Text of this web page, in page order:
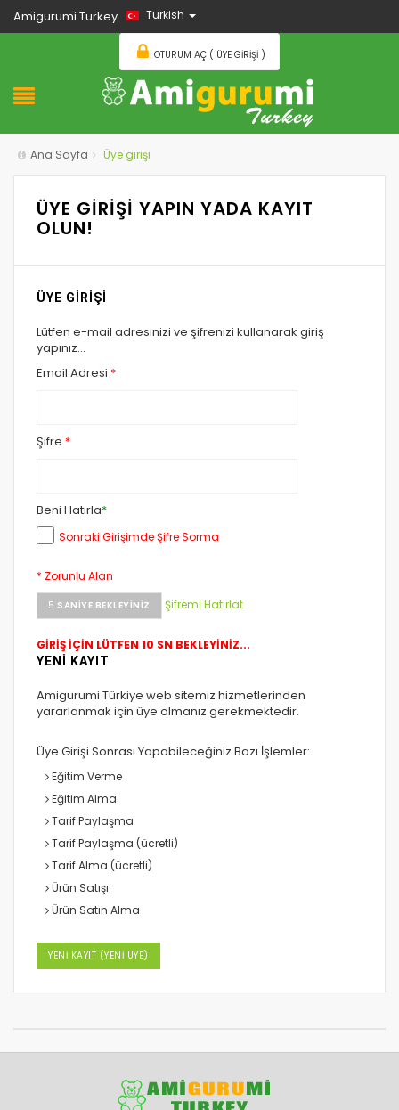
Amigurumi Turkey Turkish
OTURUM AÇ ( ÜYE GIRIŞI )
Ana Sayfa Üye girişi
ÜYE GİRİŞİ YAPIN YADA KAYIT
OLUN!
ÜYE GİRİŞİ
Lütfen e-mail adresinizi ve şifrenizi kullanarak giriş
yapınız...
Email Adresi *
Şifre *
Beni Hatırla*
Sonraki Girişimde Şifre Sorma
* Zorunlu Alan
5 SANIYE BEKLEYINIZ Şifremi Hatırlat
GİRİŞ İÇİN LÜTFEN 10 SN BEKLEYİNİZ...
YENİ KAYIT
Amigurumi Türkiye web sitemiz hizmetlerinden
yararlanmak için üye olmanız gerekmektedir.
Üye Girişi Sonrası Yapabileceğiniz Bazı İşlemler:
Eğitim Verme
Eğitim Alma
Tarif Paylaşma
Tarif Paylaşma (ücretli)
Tarif Alma (ücretli)
Ürün Satışı
Ürün Satın Alma
YENİ KAYIT (YENİ ÜYE)